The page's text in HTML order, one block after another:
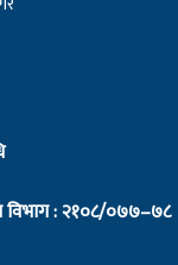
विभाग : २१०८/०७७–७८